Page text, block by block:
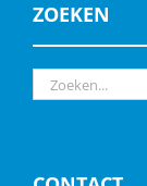
ZOEKEN
Zoeken
naar: